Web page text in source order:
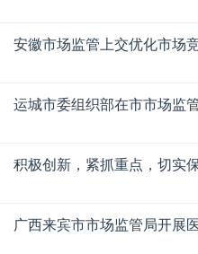
安徽市场监管上交优化市场竞争
运城市委组织部在市市场监
积极创新，紧抓重点，切实
广西来宾市市场监管局开展